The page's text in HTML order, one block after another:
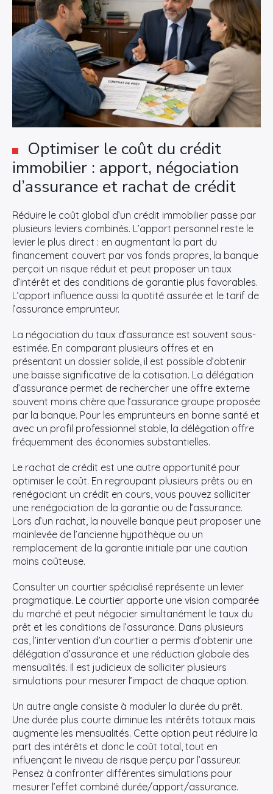
Optimiser le coût du crédit
immobilier : apport, négociation
d’assurance et rachat de crédit
Réduire le coût global d’un crédit immobilier passe par
plusieurs leviers combinés. L’apport personnel reste le
levier le plus direct : en augmentant la part du
financement couvert par vos fonds propres, la banque
perçoit un risque réduit et peut proposer un taux
d’intérêt et des conditions de garantie plus favorables.
L’apport influence aussi la quotité assurée et le tarif de
l’assurance emprunteur.
La négociation du taux d’assurance est souvent sous-
estimée. En comparant plusieurs offres et en
présentant un dossier solide, il est possible d’obtenir
une baisse significative de la cotisation. La délégation
d’assurance permet de rechercher une offre externe
souvent moins chère que l’assurance groupe proposée
par la banque. Pour les emprunteurs en bonne santé et
avec un profil professionnel stable, la délégation offre
fréquemment des économies substantielles.
Le rachat de crédit est une autre opportunité pour
optimiser le coût. En regroupant plusieurs prêts ou en
renégociant un crédit en cours, vous pouvez solliciter
une renégociation de la garantie ou de l’assurance.
Lors d’un rachat, la nouvelle banque peut proposer une
mainlevée de l’ancienne hypothèque ou un
remplacement de la garantie initiale par une caution
moins coûteuse.
Consulter un courtier spécialisé représente un levier
pragmatique. Le courtier apporte une vision comparée
du marché et peut négocier simultanément le taux du
prêt et les conditions de l’assurance. Dans plusieurs
cas, l’intervention d’un courtier a permis d’obtenir une
délégation d’assurance et une réduction globale des
mensualités. Il est judicieux de solliciter plusieurs
simulations pour mesurer l’impact de chaque option.
Un autre angle consiste à moduler la durée du prêt.
Une durée plus courte diminue les intérêts totaux mais
augmente les mensualités. Cette option peut réduire la
part des intérêts et donc le coût total, tout en
influençant le niveau de risque perçu par l’assureur.
Pensez à confronter différentes simulations pour
mesurer l’effet combiné durée/apport/assurance.